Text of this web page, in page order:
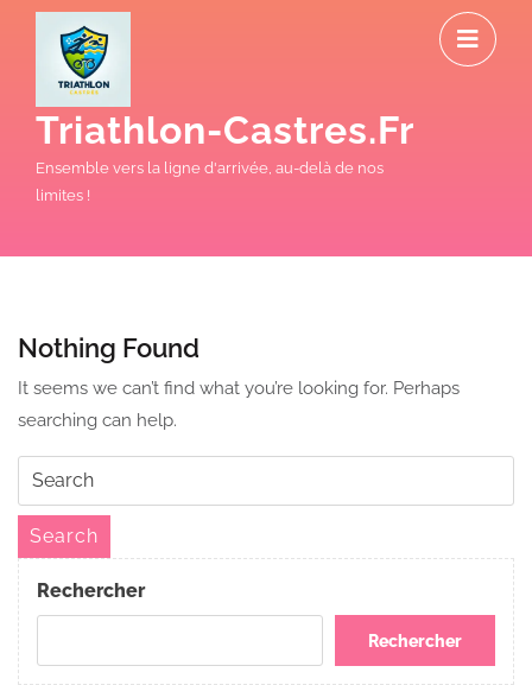
Triathlon-Castres.fr
Ensemble vers la ligne d'arrivée, au-delà de nos
limites !
Nothing Found
It seems we can’t find what you’re looking for. Perhaps
searching can help.
Search
Search
Rechercher
Rechercher